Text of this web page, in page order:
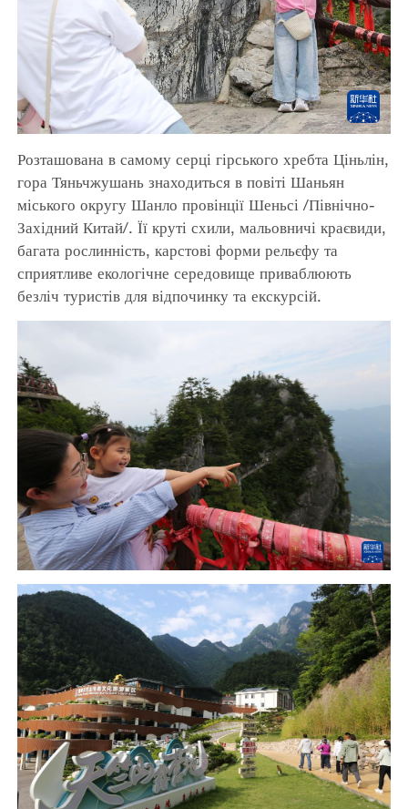
Розташована в самому серці гірського хребта Ціньлін,
гора Тяньчжушань знаходиться в повіті Шаньян
міського округу Шанло провінції Шеньсі /Північно-
Західний Китай/. Її круті схили, мальовничі краєвиди,
багата рослинність, карстові форми рельєфу та
сприятливе екологічне середовище приваблюють
безліч туристів для відпочинку та екскурсій.